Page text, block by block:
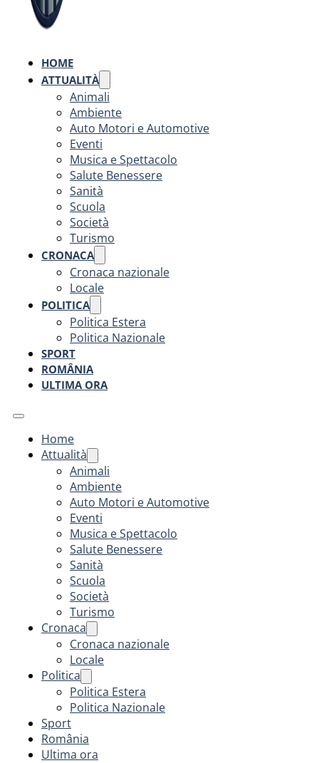
HOME
ATTUALITÀ
Animali
Ambiente
Auto Motori e Automotive
Eventi
Musica e Spettacolo
Salute Benessere
Sanità
Scuola
Società
Turismo
CRONACA
Cronaca nazionale
Locale
POLITICA
Politica Estera
Politica Nazionale
SPORT
ROMÂNIA
ULTIMA ORA
Home
Attualità
Animali
Ambiente
Auto Motori e Automotive
Eventi
Musica e Spettacolo
Salute Benessere
Sanità
Scuola
Società
Turismo
Cronaca
Cronaca nazionale
Locale
Politica
Politica Estera
Politica Nazionale
Sport
România
Ultima ora